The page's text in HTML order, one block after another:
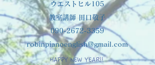
ウエストヒル105
教室講師 田口敬子
090-2672-3359
robinpianoenglish@gmail.com
HAPPY NEW YEAR!!